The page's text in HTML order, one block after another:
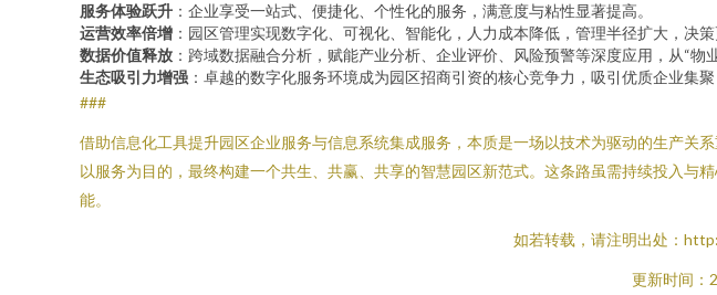
服务体验跃升 ：企业享受一站式、便捷化、个性化的服务，满意度与粘性显著提高。
运营效率倍增 ：园区管理实现数字化、可视化、智能化，人力成本降低，管理半径扩大，决策
数据价值释放 ：跨域数据融合分析，赋能产业分析、企业评价、风险预警等深度应用，从“物
生态吸引力增强 ：卓越的数字化服务环境成为园区招商引资的核心竞争力，吸引优质企业集
###
借助信息化工具提升园区企业服务与信息系统集成服务，本质是一场以技术为驱动的生产关
以服务为目的，最终构建一个共生、共赢、共享的智慧园区新范式。这条路虽需持续投入
能。
如若转载，请注明出处：
更新时间：